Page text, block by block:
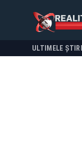
ULTIMELE ȘTIRI